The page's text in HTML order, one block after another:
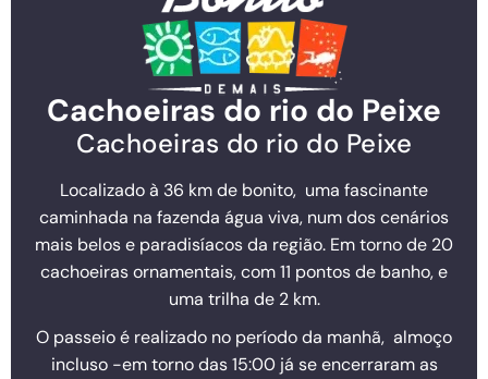
Cachoeiras do rio do Peixe
Cachoeiras do rio do Peixe
Localizado à 36 km de bonito, uma fascinante
caminhada na fazenda água viva, num dos cenários
mais belos e paradisíacos da região. Em torno de 20
cachoeiras ornamentais, com 11 pontos de banho, e
uma trilha de 2 km.
O passeio é realizado no período da manhã, almoço
incluso -em torno das 15:00 já se encerraram as